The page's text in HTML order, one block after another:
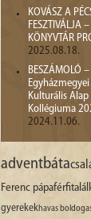
KOVÁSZ A
FESZTIVÁLJA
KÖNYVTÁR
2025.08.18.
BESZÁMOLÓ
Kulturális
Kollégiuma
2024.11.06.
adventbáta
Ferenc pápa
gyerekekhavas